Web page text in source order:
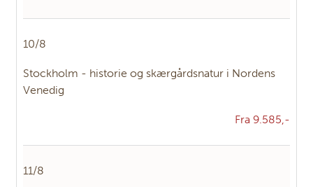
10/8
Stockholm - historie og skærgårdsnatur i Nordens
Venedig
Fra 9.585,-
11/8